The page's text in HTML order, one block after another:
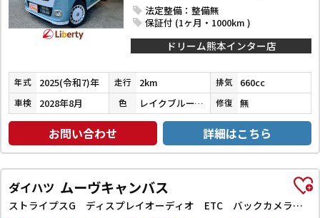
法定整備：整備無
保証付 (1ヶ月・1000km )
ドリーム熊本インター店
年式 2025(令和7)年 走行 2km 排気 660cc
車検 2028年8月 色 レイクブルーメタリック／シャイニングホワイトパール 修復 無
お問い合わせ 詳細はこちら
ダイハツ ムーヴキャンバス
ストライプスG ディスプレイオーディオ ETC バックカメラ 両側電動スライドドア TV クリアランスソナー 衝突被害軽減システム オートライト スマートキー アイドリングストップ 電動格納ミラー シートヒーター